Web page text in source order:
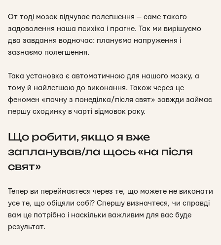
От тоді мозок відчуває полегшення — саме такого
задоволення наша психіка і прагне. Так ми вирішуємо
два завдання водночас: плануємо напруження і
зазнаємо полегшення.
Така установка є автоматичною для нашого мозку, а
тому й найлегшою до виконання. Також через це
феномен «почну з понеділка/після свят» завжди займає
першу сходинку в чарті відмовок року.
Що робити, якщо я вже
запланував/ла щось «на після
свят»
Тепер ви переймаєтеся через те, що можете не виконати
усе те, що обіцяли собі? Спершу визначтеся, чи справді
вам це потрібно і наскільки важливим для вас буде
результат.